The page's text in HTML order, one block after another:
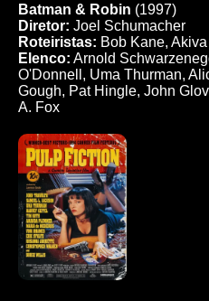
Batman & Robin (1997)
Diretor: Joel Schumacher
Roteiristas: Bob Kane,
Elenco: Arnold
O'Donnell, Uma Thurman,
Gough, Pat Hingle, John
A. Fox